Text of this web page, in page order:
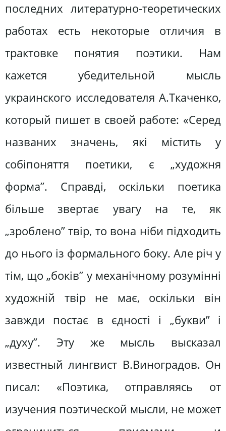
последних литературно-теоретических
работах есть некоторые отличия в
трактовке понятия поэтики. Нам
кажется убедительной мысль
украинского исследователя А.Ткаченко,
который пишет в своей работе: «Серед
названих значень, які містить у
собіпоняття поетики, є „художня
форма”. Справді, оскільки поетика
більше звертає увагу на те, як
„зроблено” твір, то вона ніби підходить
до нього із формального боку. Але річ у
тім, що „боків” у механічному розумінні
художній твір не має, оскільки він
завжди постає в єдності і „букви” і
„духу”. Эту же мысль высказал
известный лингвист В.Виноградов. Он
писал: «Поэтика, отправляясь от
изучения поэтической мысли, не может